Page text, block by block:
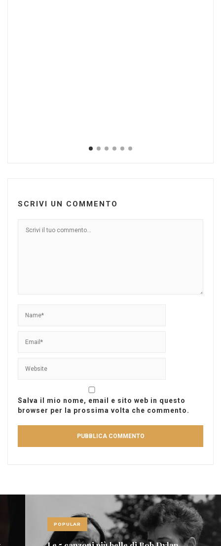
SCRIVI UN COMMENTO
Salva il mio nome, email e sito web in questo
browser per la prossima volta che commento.
POPULAR